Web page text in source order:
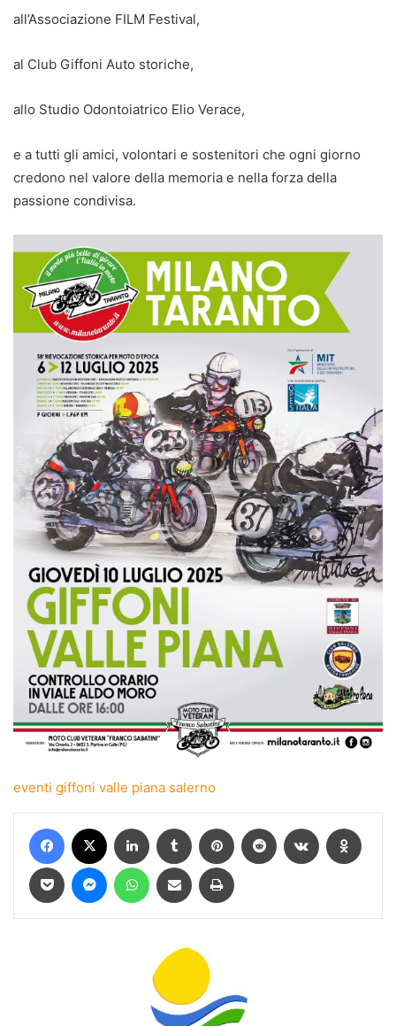
all’Associazione FILM Festival,
al Club Giffoni Auto storiche,
allo Studio Odontoiatrico Elio Verace,
e a tutti gli amici, volontari e sostenitori che ogni giorno
credono nel valore della memoria e nella forza della
passione condivisa.
eventi giffoni valle piana salerno
Facebook LinkedIn Tumblr Pinterest Reddit VKontakte
Pocket MessengerWhatsAppCondividi via mail Stampa